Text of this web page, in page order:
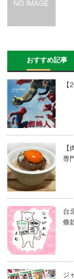
おすすめ記事
専
台
條
ジ